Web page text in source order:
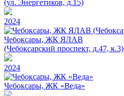
(ул. Энергетиков, д.15)
2024
Чебоксары, ЖК ЯЛАВ
(Чебоксарский проспект, д.47, к.3)
2024
Чебоксары, ЖК «Веда»